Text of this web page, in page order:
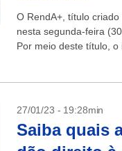
O RendA+, título
nesta segunda-feira
Por meio deste título,
27/01/23 - 19:28min
Saiba quais